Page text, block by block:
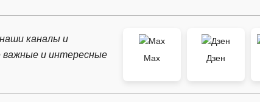
каналы и
важные и интересные
Max
Дзен